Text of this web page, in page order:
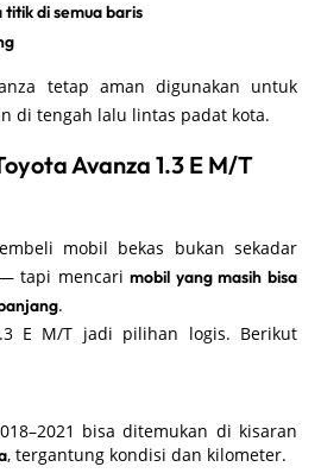
di semua baris
tetap aman digunakan untuk
di tengah lalu lintas padat kota.
Avanza 1.3 E M/T
mobil bekas bukan sekadar
tapi mencarimobil yang masih bisa
.
E M/T jadi pilihan logis. Berikut
bisa ditemukan di kisaran
, tergantung kondisi dan kilometer.